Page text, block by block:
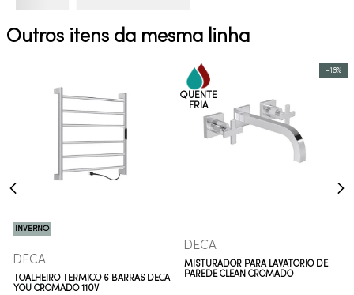
Outros itens da mesma linha
INVERNO
DECA
TOALHEIRO TÉRMICO 6 BARRAS DECA
YOU CROMADO 110V
-18%
DECA
MISTURADOR PARA LAVATÓRIO DE
PAREDE CLEAN CROMADO